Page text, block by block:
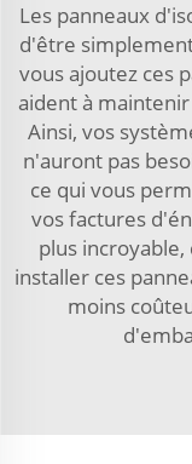
Les panneaux
d'être
vous ajoutez ces
aident à
Ainsi, vos
n'auront pas
ce qui vous
vos factures
plus
installer ces
moins